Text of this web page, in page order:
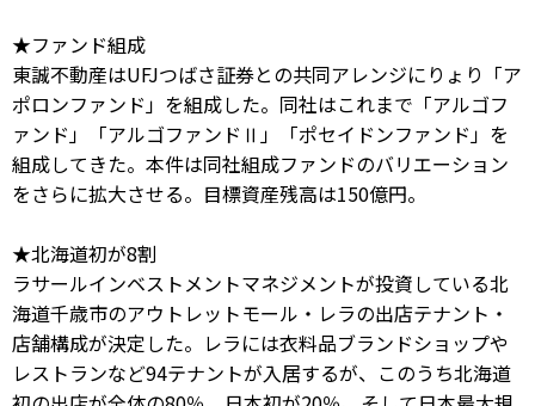
★ファンド組成
東誠不動産はUFJつばさ証券との共同アレンジにりょり「ア
ポロンファンド」を組成した。同社はこれまで「アルゴフ
ァンド」「アルゴファンドⅡ」「ポセイドンファンド」を
組成してきた。本件は同社組成ファンドのバリエーション
をさらに拡大させる。目標資産残高は150億円。
★北海道初が8割
ラサールインベストメントマネジメントが投資している北
海道千歳市のアウトレットモール・レラの出店テナント・
店舗構成が決定した。レラには衣料品ブランドショップや
レストランなど94テナントが入居するが、このうち北海道